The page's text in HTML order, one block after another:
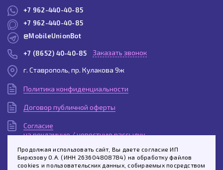
Продолжая использовать сайт, Вы даете согласие ИП
Бирюзову О.А. (ИНН 263604808784) на обработку файлов
cookies и пользовательских данных, собираемых посредством
+7 962-440-40-85
+7 962-440-40-85
@MobileUnionBot
+7 (8652) 40-40-85 Заказать звонок
г. Ставрополь, пр. Кулакова 9ж
Политика конфиденциальности
Договор публичной оферты
Согласие
на рекламную / новостную рассылку
Согласие
на обработку персональных данных